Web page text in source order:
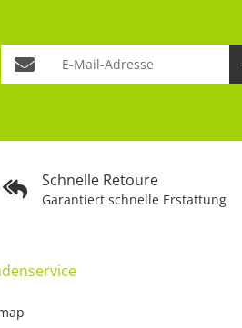
Schnelle Retoure
Garantiert schnelle Erstattung